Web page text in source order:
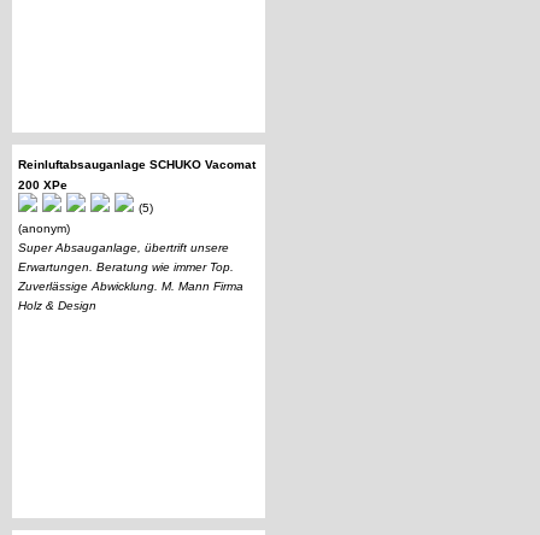
Reinluftabsauganlage SCHUKO Vacomat
200 XPe
(5)
(anonym)
Super Absauganlage, übertrift unsere
Erwartungen. Beratung wie immer Top.
Zuverlässige Abwicklung. M. Mann Firma
Holz & Design